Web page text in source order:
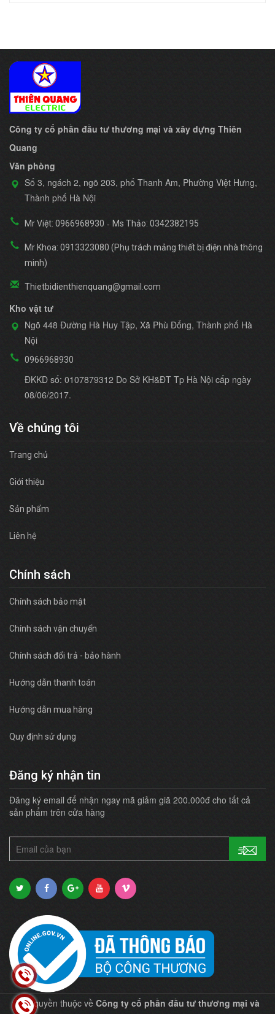
Công ty cổ phần đầu tư thương mại và xây dựng Thiên
Quang
Văn phòng
Số 3, ngách 2, ngõ 203, phố Thanh Am, Phường Việt Hưng,
Thành phố Hà Nội
Mr Việt: 0966968930 - Ms Thảo: 0342382195
Mr Khoa: 0913323080 (Phụ trách mảng thiết bị điện nhà thông
minh)
Thietbidienthienquang@gmail.com
Kho vật tư
Ngõ 448 Đường Hà Huy Tập, Xã Phù Đổng, Thành phố Hà
Nội
0966968930
ĐKKD số: 0107879312 Do Sở KH&ĐT Tp Hà Nội cấp ngày
08/06/2017.
Về chúng tôi
Trang chủ
Giới thiệu
Sản phẩm
Liên hệ
Chính sách
Chính sách bảo mật
Chính sách vận chuyển
Chính sách đổi trả - bảo hành
Hướng dẫn thanh toán
Hướng dẫn mua hàng
Quy định sử dụng
Đăng ký nhận tin
Đăng ký email để nhận ngay mã giảm giã 200.000đ cho tất cả
sản phẩm trên cửa hàng
Bản quyền thuộc về Công ty cổ phần đầu tư thương mại và